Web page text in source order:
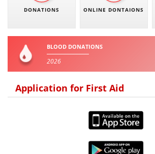
DONATIONS ONLINE DONTAIONS
BLOOD DONATIONS
2026
Application for First Aid